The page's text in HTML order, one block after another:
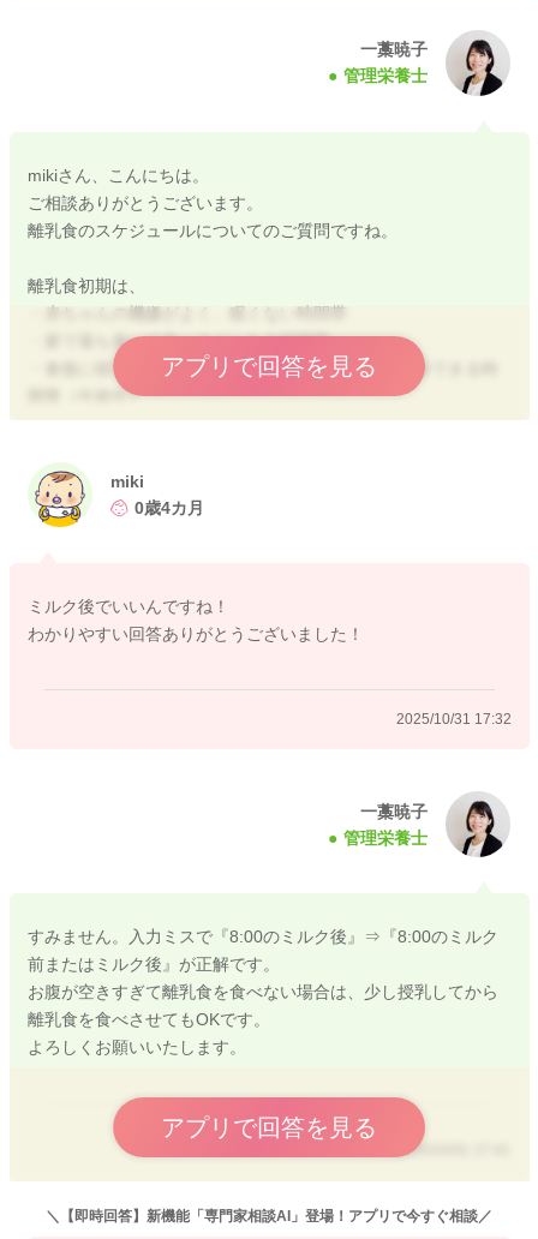
一藁暁子
管理栄養士
mikiさん、こんにちは。
ご相談ありがとうございます。
離乳食のスケジュールについてのご質問ですね。
離乳食初期は、
・赤ちゃんの機嫌がよく、眠くない時間帯
・家で落ち着いて食べさせられる時間帯
・食後に様子を観察でき、万が一のときに病院を受診できる時
間帯（午前中）
が理想です。
そのため、一般的に10時ごろがよく紹介されていますが、これ
はあくまで「午前中」という意味で、必ずしも10時でなくても
を組み込むのがおすすめです。
2回食になったら16：00に2回食を組み込むと、今のスケジュー
アプリで回答を見る
2025/10/31 17:11
miki
0歳4カ月
ミルク後でいいんですね！
わかりやすい回答ありがとうございました！
2025/10/31 17:32
一藁暁子
管理栄養士
すみません。入力ミスで『8:00のミルク後』⇒『8:00のミルク
前またはミルク後』が正解です。
お腹が空きすぎて離乳食を食べない場合は、少し授乳してから
離乳食を食べさせてもOKです。
よろしくお願いいたします。
アプリで回答を見る
2025/10/31 17:41
＼【即時回答】新機能「専門家相談AI」登場！アプリで今すぐ相談／